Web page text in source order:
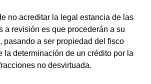
no acreditar la legal estancia de las
a revisión es que procederán a su
pasando a ser propiedad del fisco
la determinación de un crédito por la
no desvirtuada.